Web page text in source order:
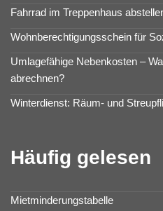
Fahrrad im Treppenhaus
Wohnberechtigungsschein für
Umlagefähige Nebenkosten –
abrechnen?
Winterdienst: Räum- und
Häufig gelesen
Mietminderungstabelle